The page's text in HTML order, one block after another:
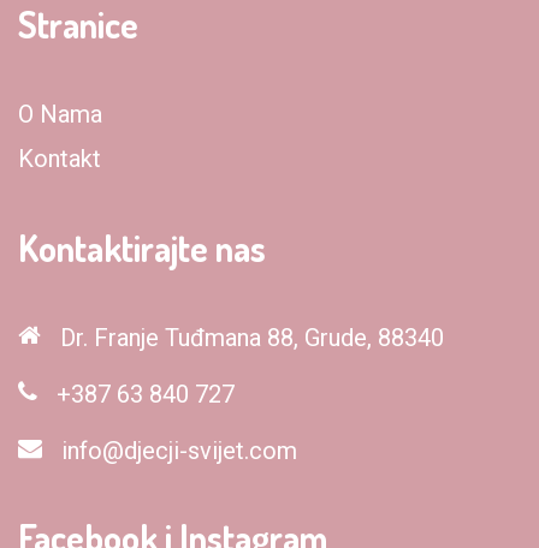
Stranice
O Nama
Kontakt
Kontaktirajte nas
Dr. Franje Tuđmana 88, Grude, 88340
+387 63 840 727
info@djecji-svijet.com
Facebook i Instagram